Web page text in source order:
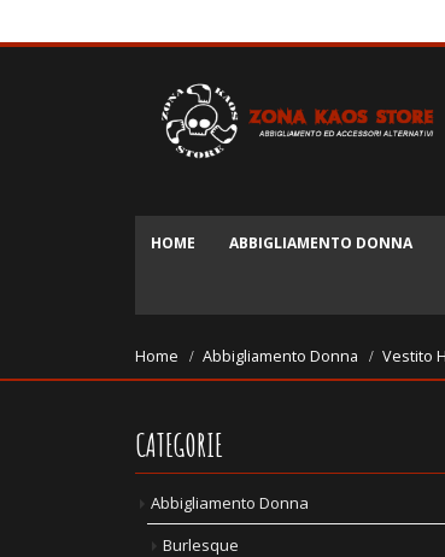
HOME ABBIGLIAMENTO DONNA
Home Abbigliamento Donna Vestito
CATEGORIE
Abbigliamento Donna
Burlesque